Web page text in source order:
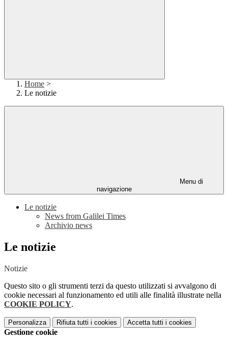
Home >
Le notizie
Menu di
navigazione
Le notizie
News from Galilei Times
Archivio news
Le notizie
Notizie
Questo sito o gli strumenti terzi da questo utilizzati si avvalgono di
cookie necessari al funzionamento ed utili alle finalità illustrate nella
COOKIE POLICY.
Personalizza Rifiuta tutti i cookies Accetta tutti i cookies
Gestione cookie